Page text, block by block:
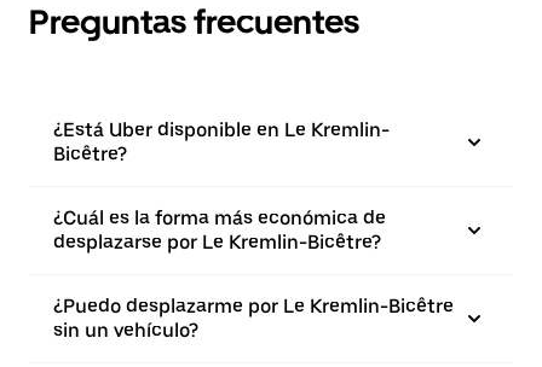
Preguntas frecuentes
¿Está Uber disponible en Le Kremlin-
Bicêtre?
¿Cuál es la forma más económica de
desplazarse por Le Kremlin-Bicêtre?
¿Puedo desplazarme por Le Kremlin-Bicêtre
sin un vehículo?